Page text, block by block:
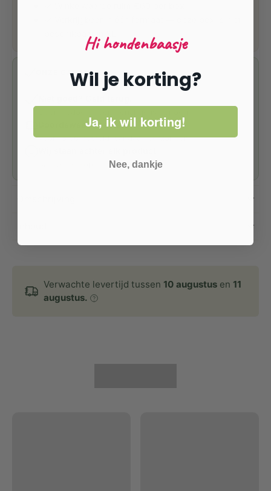
beschikbaar in XL
ONZE GARANTIE
Doordeweeks besteld
Voor 15:00 besteld, vandaag verzonden.
Dat we verkopen — altijd.
Verwachte levertijd tussen 10 augustus en 11
augustus.
Hi hondenbaasje
Wil je korting?
Ja, ik wil korting!
Nee, dankje